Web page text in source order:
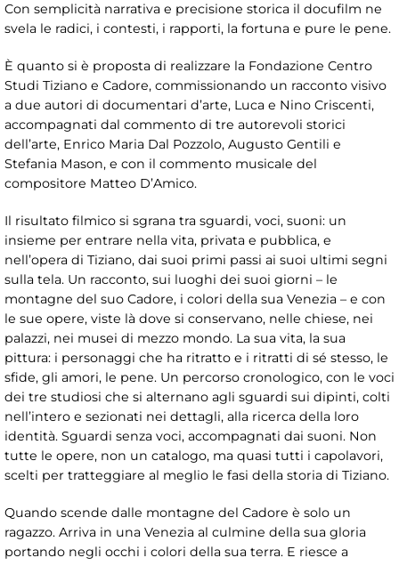
Con semplicità narrativa e precisione storica il docufilm ne
svela le radici, i contesti, i rapporti, la fortuna e pure le pene.
È quanto si è proposta di realizzare la Fondazione Centro
Studi Tiziano e Cadore, commissionando un racconto visivo
a due autori di documentari d’arte, Luca e Nino Criscenti,
accompagnati dal commento di tre autorevoli storici
dell’arte, Enrico Maria Dal Pozzolo, Augusto Gentili e
Stefania Mason, e con il commento musicale del
compositore Matteo D’Amico.
Il risultato filmico si sgrana tra sguardi, voci, suoni: un
insieme per entrare nella vita, privata e pubblica, e
nell’opera di Tiziano, dai suoi primi passi ai suoi ultimi segni
sulla tela. Un racconto, sui luoghi dei suoi giorni – le
montagne del suo Cadore, i colori della sua Venezia – e con
le sue opere, viste là dove si conservano, nelle chiese, nei
palazzi, nei musei di mezzo mondo. La sua vita, la sua
pittura: i personaggi che ha ritratto e i ritratti di sé stesso, le
sfide, gli amori, le pene. Un percorso cronologico, con le voci
dei tre studiosi che si alternano agli sguardi sui dipinti, colti
nell’intero e sezionati nei dettagli, alla ricerca della loro
identità. Sguardi senza voci, accompagnati dai suoni. Non
tutte le opere, non un catalogo, ma quasi tutti i capolavori,
scelti per tratteggiare al meglio le fasi della storia di Tiziano.
Quando scende dalle montagne del Cadore è solo un
ragazzo. Arriva in una Venezia al culmine della sua gloria
portando negli occhi i colori della sua terra. E riesce a